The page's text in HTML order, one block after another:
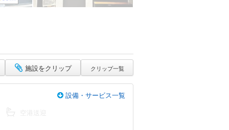
施設をクリップ クリップ一覧
設備・サービス一覧